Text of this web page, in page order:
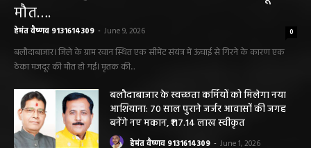
मौत….
हेमंत वैष्णव 9131614309 - June 9, 2026 0
बलौदाबाजार। जिले के ग्राम रवान स्थित एक सीमेंट संयंत्र में ऊंचाई से गिरने के कारण एक
ठेका मजदूर की मौत हो गई। मृतक की...
बलौदाबाजार के स्वच्छता कर्मियों को मिलेगा नया
आशियाना: 70 साल पुराने जर्जर आवासों की जगह
बनेंगे नए मकान, ₹117.14 लाख स्वीकृत
हेमंत वैष्णव 9131614309 - June 1, 2026